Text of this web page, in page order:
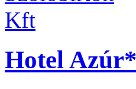
Hotel